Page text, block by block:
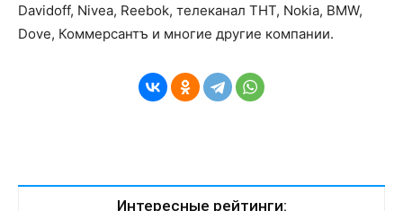
Davidoff, Nivea, Reebok, телеканал ТНТ, Nokia, BMW,
Dove, Коммерсантъ и многие другие компании.
Интересные рейтинги: